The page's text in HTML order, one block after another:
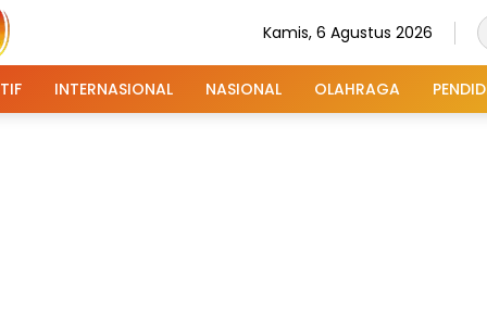
Kamis, 6 Agustus 2026
INTERNASIONAL NASIONAL OLAHRAGA